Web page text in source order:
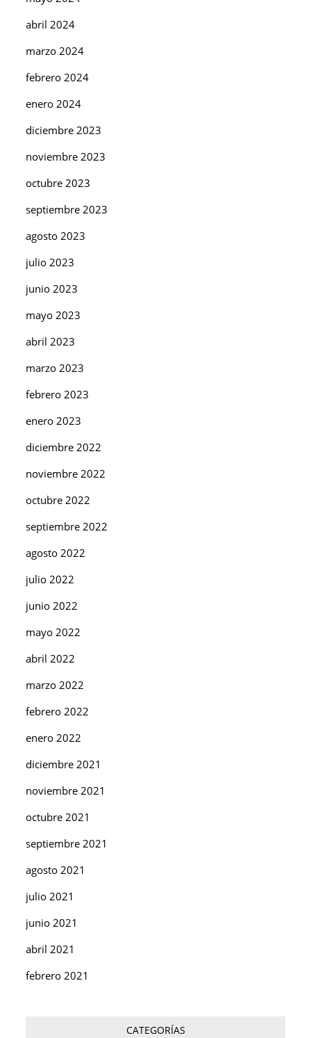
abril 2024
marzo 2024
febrero 2024
enero 2024
diciembre 2023
noviembre 2023
octubre 2023
septiembre 2023
agosto 2023
julio 2023
junio 2023
mayo 2023
abril 2023
marzo 2023
febrero 2023
enero 2023
diciembre 2022
noviembre 2022
octubre 2022
septiembre 2022
agosto 2022
julio 2022
junio 2022
mayo 2022
abril 2022
marzo 2022
febrero 2022
enero 2022
diciembre 2021
noviembre 2021
octubre 2021
septiembre 2021
agosto 2021
julio 2021
junio 2021
abril 2021
febrero 2021
CATEGORÍAS